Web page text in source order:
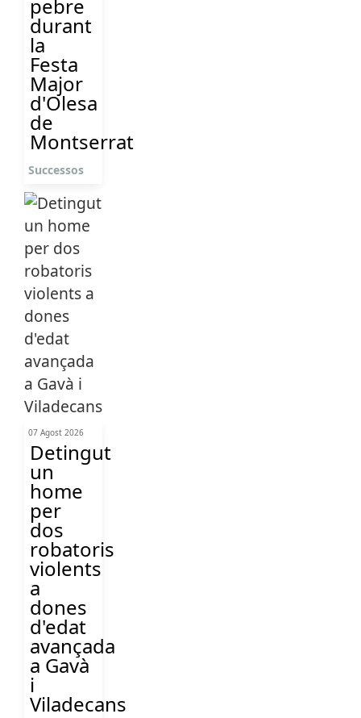
pebre
durant
la
Festa
Major
d'Olesa
de
Montserrat
Successos
07 Agost 2026
Detingut
un
home
per
dos
robatoris
violents
a
dones
d'edat
avançada
a Gavà
i
Viladecans